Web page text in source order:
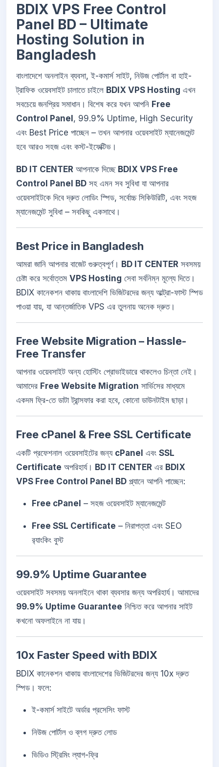
BDIX VPS Free Control
Panel BD – Ultimate
Hosting Solution in
Bangladesh
বাংলাদেশে অনলাইন ব্যবসা, ই-কমার্স সাইট, নিউজ পোর্টাল বা হাই-
ট্রাফিক ওয়েবসাইট চালাতে চাইলে BDIX VPS Hosting এখন
সবচেয়ে জনপ্রিয় সমাধান। বিশেষ করে যখন আপনি Free
Control Panel , 99.9% Uptime, High Security
এবং Best Price পাচ্ছেন – তখন আপনার ওয়েবসাইট ম্যানেজমেন্ট
হবে আরও সহজ এবং কস্ট-ইফেক্টিভ।
BD IT CENTER আপনাকে দিচ্ছে BDIX VPS Free
Control Panel BD সহ এমন সব সুবিধা যা আপনার
ওয়েবসাইটকে দিবে দ্রুত লোডিং স্পিড, সর্বোচ্চ সিকিউরিটি, এবং সহজ
ম্যানেজমেন্ট সুবিধা – সবকিছু একসাথে।
Best Price in Bangladesh
আমরা জানি আপনার বাজেট গুরুত্বপূর্ণ। BD IT CENTER সবসময়
চেষ্টা করে সর্বোত্তম VPS Hosting সেবা সর্বনিম্ন মূল্যে দিতে।
BDIX কানেকশন থাকায় বাংলাদেশি ভিজিটরদের জন্য আল্ট্রা-ফাস্ট স্পিড
পাওয়া যায়, যা আন্তর্জাতিক VPS এর তুলনায় অনেক দ্রুত।
Free Website Migration – Hassle-
Free Transfer
আপনার ওয়েবসাইট অন্য হোস্টিং প্রোভাইডারে থাকলেও চিন্তা নেই।
আমাদের Free Website Migration সার্ভিসের মাধ্যমে
একদম ফ্রি-তে ডাটা ট্রান্সফার করা হবে, কোনো ডাউনটাইম ছাড়া।
Free cPanel & Free SSL Certificate
একটি প্রফেশনাল ওয়েবসাইটের জন্য cPanel এবং SSL
Certificate অপরিহার্য। BD IT CENTER এর BDIX
VPS Free Control Panel BD প্ল্যানে আপনি পাচ্ছেন:
Free cPanel – সহজ ওয়েবসাইট ম্যানেজমেন্ট
Free SSL Certificate – নিরাপত্তা এবং SEO
র‍্যাংকিং বুস্ট
99.9% Uptime Guarantee
ওয়েবসাইট সবসময় অনলাইনে থাকা ব্যবসার জন্য অপরিহার্য। আমাদের
99.9% Uptime Guarantee নিশ্চিত করে আপনার সাইট
কখনো অফলাইনে না যায়।
10x Faster Speed with BDIX
BDIX কানেকশন থাকায় বাংলাদেশের ভিজিটরদের জন্য 10x দ্রুত
স্পিড। ফলে:
ই-কমার্স সাইটে অর্ডার প্রসেসিং ফাস্ট
নিউজ পোর্টাল ও ব্লগ দ্রুত লোড
ভিডিও স্ট্রিমিং ল্যাগ-ফ্রি